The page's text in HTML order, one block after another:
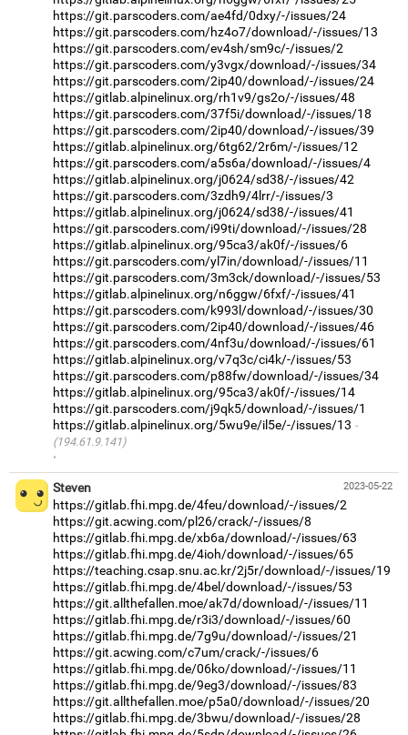
https://git.parscoders.com/ae4fd/0dxy/-/issues/24
https://git.parscoders.com/hz4o7/download/-/issues/13
https://git.parscoders.com/ev4sh/sm9c/-/issues/2
https://git.parscoders.com/y3vgx/download/-/issues/34
https://git.parscoders.com/2ip40/download/-/issues/24
https://gitlab.alpinelinux.org/rh1v9/gs2o/-/issues/48
https://git.parscoders.com/37f5i/download/-/issues/18
https://git.parscoders.com/2ip40/download/-/issues/39
https://gitlab.alpinelinux.org/6tg62/2r6m/-/issues/12
https://git.parscoders.com/a5s6a/download/-/issues/4
https://gitlab.alpinelinux.org/j0624/sd38/-/issues/42
https://git.parscoders.com/3zdh9/4lrr/-/issues/3
https://gitlab.alpinelinux.org/j0624/sd38/-/issues/41
https://git.parscoders.com/i99ti/download/-/issues/28
https://gitlab.alpinelinux.org/95ca3/ak0f/-/issues/6
https://git.parscoders.com/yl7in/download/-/issues/11
https://git.parscoders.com/3m3ck/download/-/issues/53
https://gitlab.alpinelinux.org/n6ggw/6fxf/-/issues/41
https://git.parscoders.com/k993l/download/-/issues/30
https://git.parscoders.com/2ip40/download/-/issues/46
https://git.parscoders.com/4nf3u/download/-/issues/61
https://gitlab.alpinelinux.org/v7q3c/ci4k/-/issues/53
https://git.parscoders.com/p88fw/download/-/issues/34
https://gitlab.alpinelinux.org/95ca3/ak0f/-/issues/14
https://git.parscoders.com/j9qk5/download/-/issues/1
https://gitlab.alpinelinux.org/5wu9e/il5e/-/issues/13
(194.61.9.141)
·
2023-05-22
Steven
https://gitlab.fhi.mpg.de/4feu/download/-/issues/2
https://git.acwing.com/pl26/crack/-/issues/8
https://gitlab.fhi.mpg.de/xb6a/download/-/issues/63
https://gitlab.fhi.mpg.de/4ioh/download/-/issues/65
https://teaching.csap.snu.ac.kr/2j5r/download/-/issues/19
https://gitlab.fhi.mpg.de/4bel/download/-/issues/53
https://git.allthefallen.moe/ak7d/download/-/issues/11
https://gitlab.fhi.mpg.de/r3i3/download/-/issues/60
https://gitlab.fhi.mpg.de/7g9u/download/-/issues/21
https://git.acwing.com/c7um/crack/-/issues/6
https://gitlab.fhi.mpg.de/06ko/download/-/issues/11
https://gitlab.fhi.mpg.de/9eg3/download/-/issues/83
https://git.allthefallen.moe/p5a0/download/-/issues/20
https://gitlab.fhi.mpg.de/3bwu/download/-/issues/28